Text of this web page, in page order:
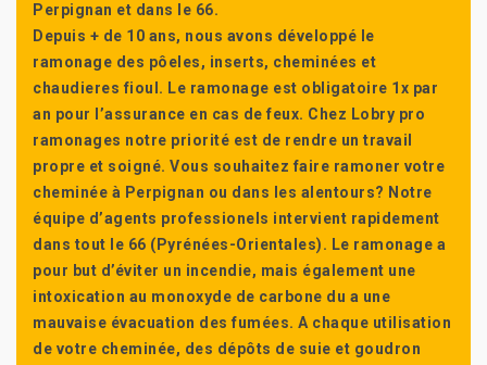
Perpignan et dans le 66.
Depuis + de 10 ans, nous avons développé le
ramonage des pôeles, inserts, cheminées et
chaudieres fioul. Le ramonage est obligatoire 1x par
an pour l’assurance en cas de feux. Chez Lobry pro
ramonages notre priorité est de rendre un travail
propre et soigné. Vous souhaitez faire ramoner votre
cheminée à Perpignan ou dans les alentours? Notre
équipe d’agents professionels intervient rapidement
dans tout le 66 (Pyrénées-Orientales). Le ramonage a
pour but d’éviter un incendie, mais également une
intoxication au monoxyde de carbone du a une
mauvaise évacuation des fumées. A chaque utilisation
de votre cheminée, des dépôts de suie et goudron